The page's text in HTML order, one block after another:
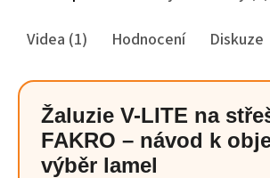
Videa (1)
Hodnocení Diskuze
Žaluzie V-LITE na
FAKRO – návod k
výběr lamel